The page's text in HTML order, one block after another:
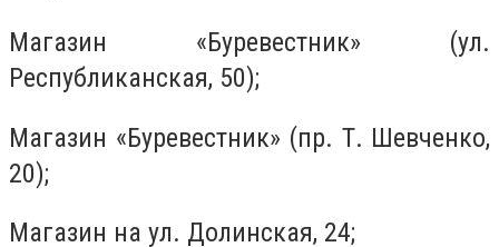
Магазин «Буревестник» (ул.
Республиканская, 50);
Магазин «Буревестник» (пр. Т. Шевченко,
20);
Магазин на ул. Долинская, 24;